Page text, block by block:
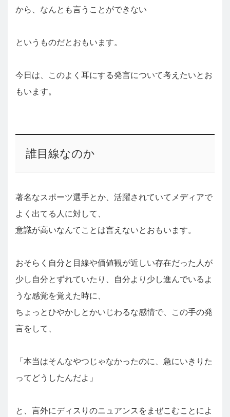
から、なんとも言うことができない
というものだとおもいます。
今日は、このよく耳にする発言について考えたいとお
もいます。
誰目線なのか
著名なスポーツ選手とか、活躍されていてメディアで
よく出てる人に対して、
意識が高いなんてことは言えないとおもいます。
おそらく自分と目線や価値観が近しい存在だった人が
少し自分とずれていたり、自分より少し進んでいるよ
うな感覚を覚えた時に、
ちょっとひやかしとかいじわるな感情で、この手の発
言をして、
「本当はそんなやつじゃなかったのに、急にいきりた
ってどうしたんだよ」
と、言外にディスりのニュアンスをまぜこむことによ